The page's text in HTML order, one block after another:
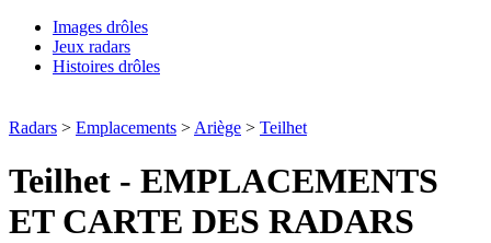
Images drôles
Jeux radars
Histoires drôles
Radars > Emplacements > Ariège > Teilhet
Teilhet - EMPLACEMENTS
ET CARTE DES RADARS